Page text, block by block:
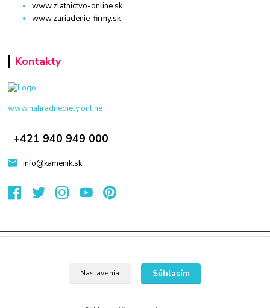
www.zlatnictvo-online.sk
www.zariadenie-firmy.sk
Kontakty
www.nahradnediely.online
+421 940 949 000
info@kamenik.sk
Eshop-rychlo.sk
Nastavenia
Súhlasím